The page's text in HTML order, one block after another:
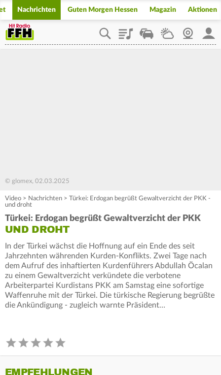
Nachrichten Guten Morgen Hessen Magazin Aktionen
PlaylistStaupilotWetterWebcam
© glomex, 02.03.2025
Video > Nachrichten > Türkei: Erdogan begrüßt Gewaltverzicht der PKK -
und droht
Türkei: Erdogan begrüßt Gewaltverzicht der PKK
UND DROHT
In der Türkei wächst die Hoffnung auf ein Ende des seit
Jahrzehnten währenden Kurden-Konflikts. Zwei Tage nach
dem Aufruf des inhaftierten Kurdenführers Abdullah Öcalan
zu einem Gewaltverzicht verkündete die verbotene
Arbeiterpartei Kurdistans PKK am Samstag eine sofortige
Waffenruhe mit der Türkei. Die türkische Regierung begrüßte
die Ankündigung - zugleich warnte Präsident…
EMPFEHLUNGEN